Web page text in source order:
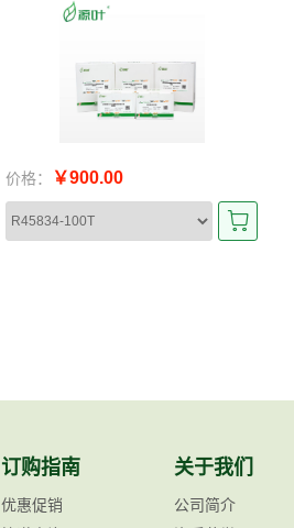
价格： ￥900.00
订购指南
优惠促销
关于我们
公司简介